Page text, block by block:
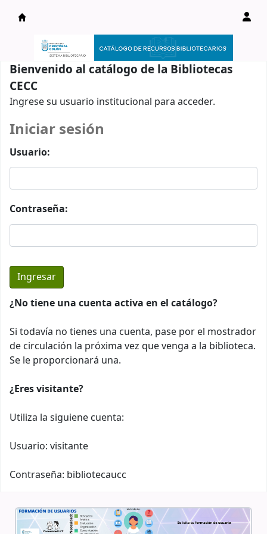
Catálogo en línea
Bienvenido al catálogo de la Bibliotecas
CECC
Ingrese su usuario institucional para acceder.
Iniciar sesión
Usuario:
Contraseña:
¿No tiene una cuenta activa en el catálogo?
Si todavía no tienes una cuenta, pase por el mostrador
de circulación la próxima vez que venga a la biblioteca.
Se le proporcionará una.
¿Eres visitante?
Utiliza la siguiene cuenta:
Usuario: visitante
Contraseña: bibliotecaucc